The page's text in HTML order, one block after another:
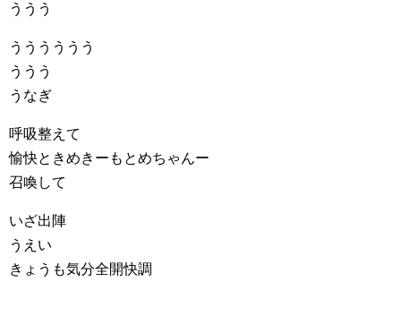
ううう
うううううう
ううう
うなぎ
呼吸整えて
愉快ときめきーもとめちゃんー
召喚して
いざ出陣
うえい
きょうも気分全開快調